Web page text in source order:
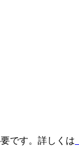
です。詳しくは